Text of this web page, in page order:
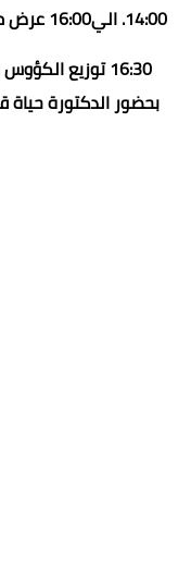
14:00. الي16:00 عرض موسيقي" 24 عطر لمحمد علي كمون"
16:30 توزيع
بحضور الدكتورة حياة